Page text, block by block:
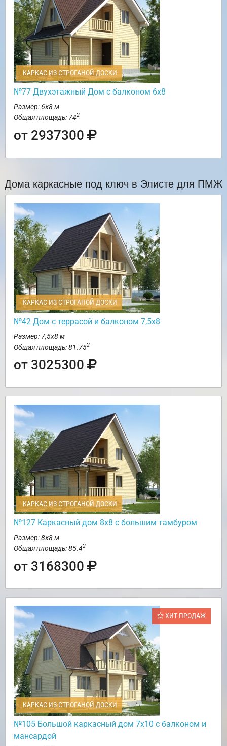
КАРКАС ИЗ СТРОГАНОЙ ДОСКИ
№77 Двухэтажный Дом с балконом 6х8
Размер: 6х8 м
Общая площадь: 742
от 2937300
Дома каркасные под ключ в Элисте для ПМЖ
КАРКАС ИЗ СТРОГАНОЙ ДОСКИ
№42 Дом с террасой и балконом 7,5х8
Размер: 7,5х8 м
Общая площадь: 81.752
от 3025300
КАРКАС ИЗ СТРОГАНОЙ ДОСКИ
№127 Каркасный дом 8х8 с большим тамбуром
Размер: 8х8 м
Общая площадь: 85.42
от 3168300
ХИТ ПРОДАЖ
КАРКАС ИЗ СТРОГАНОЙ ДОСКИ
№105 Большой каркасный дом 7х10 с балконом и
мансардой